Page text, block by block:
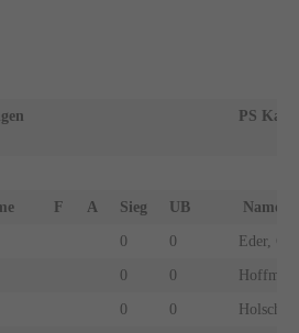
PS
F A Sieg UB Name
0 0 Eder,
0 0
0 0